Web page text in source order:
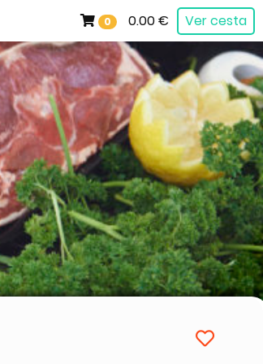
0 0.00 € Ver cesta